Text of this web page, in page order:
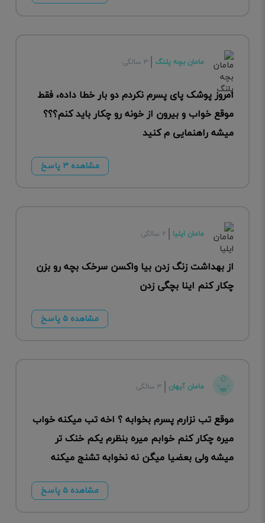
مامان بچه پلنگ ۳ سالگی
امروز پوشک پای پسرم نکردم دو بار خطا داده، فقط
موقع خواب و بیرون از خونه رو چکار باید کنم؟؟؟
میشه راهنمایی م کنید
مشاهده ۳ پاسخ
مامان ایلیا ۲ سالگی
از بهداشت زنگ زدن بیا واکسن سرخک بچه رو بزن
چکار کنم اینا بچگی زدن
مشاهده ۵ پاسخ
مامان آیهان ۳ سالگی
موقع تب نزارم پسرم بخوابه ؟ اخه تب میکنه خواب
میره چکار کنم خوابم میره بنظرم یکم خنک تر
میشه ولی بعضیا میگن نه نخوابه تشنج میکنه
مشاهده ۵ پاسخ